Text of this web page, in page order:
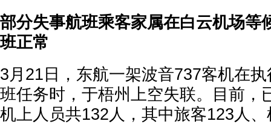
部分失事航班乘客家属在白云机场等
班正常
3月21日，东航一架波音737客机在
班任务时，于梧州上空失联。目前，
机上人员共132人，其中旅客123人